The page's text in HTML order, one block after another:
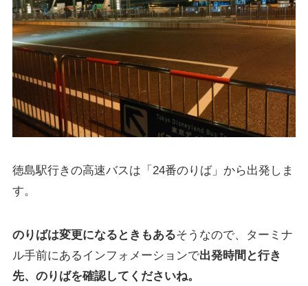
徳島駅行きの高速バスは「24番のりば」から出発しま
す。
のりばは変更になるときもあるそうなので、ターミナ
ル手前にあるインフォメーションで出発時間と行き
先、のりばを確認してくださいね。